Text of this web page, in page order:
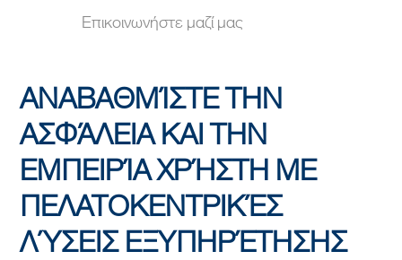
Επικοινωνήστε μαζί μας
ΑΝΑΒΑΘΜΊΣΤΕ ΤΗΝ
ΑΣΦΆΛΕΙΑ ΚΑΙ ΤΗΝ
ΕΜΠΕΙΡΊΑ ΧΡΉΣΤΗ ΜΕ
ΠΕΛΑΤΟΚΕΝΤΡΙΚΈΣ
ΛΎΣΕΙΣ ΕΞΥΠΗΡΈΤΗΣΗΣ